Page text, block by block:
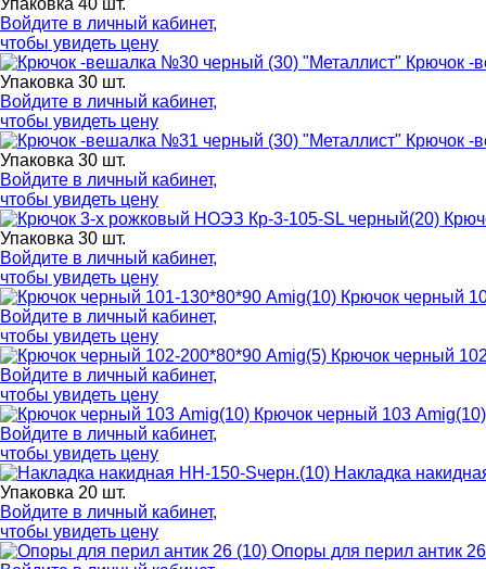
Войдите в личный кабинет,
чтобы увидеть цену
Крючок -
Упаковка 30 шт.
Войдите в личный кабинет,
чтобы увидеть цену
Крючок -
Упаковка 30 шт.
Войдите в личный кабинет,
чтобы увидеть цену
Упаковка 30 шт.
Войдите в личный кабинет,
чтобы увидеть цену
Крючок черный
Войдите в личный кабинет,
чтобы увидеть цену
Крючок черный
Войдите в личный кабинет,
чтобы увидеть цену
Крючок черный 103 Amig(10)
Войдите в личный кабинет,
чтобы увидеть цену
Накладка
Упаковка 20 шт.
Войдите в личный кабинет,
чтобы увидеть цену
Опоры для перил антик